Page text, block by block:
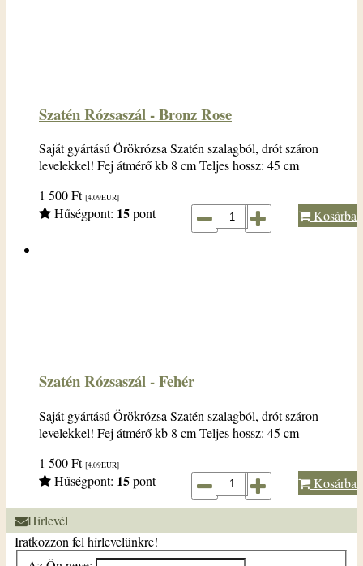
Szatén Rózsaszál - Bronz Rose
Saját gyártású Örökrózsa Szatén szalagból, drót száron
levelekkel! Fej átmérő kb 8 cm Teljes hossz: 45 cm
1 500Ft [4.09EUR]
Hűségpont: 15pont Kosárba
Szatén Rózsaszál - Fehér
Saját gyártású Örökrózsa Szatén szalagból, drót száron
levelekkel! Fej átmérő kb 8 cm Teljes hossz: 45 cm
1 500Ft [4.09EUR]
Hűségpont: 15pont Kosárba
Hírlevél
Iratkozzon fel hírlevelünkre!